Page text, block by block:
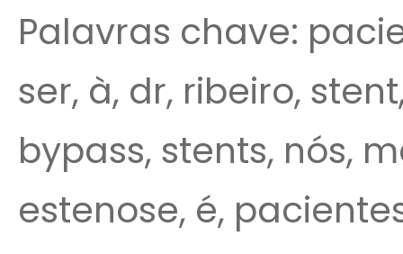
Palavras chave:
ser, à, dr, ribeiro,
bypass, stents, nós,
estenose, é,